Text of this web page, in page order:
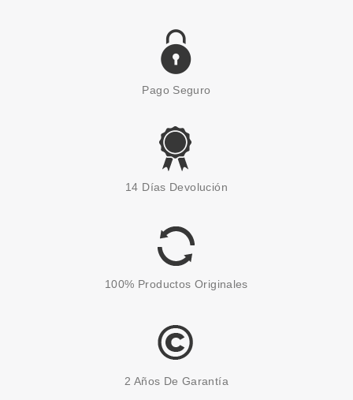
Pago Seguro
14 Días Devolución
100% Productos Originales
2 Años De Garantía